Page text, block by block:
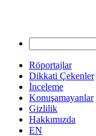
Röportajlar
Dikkati Çekenler
İnceleme
Konuşamayanlar
Gizlilik
Hakkımızda
EN